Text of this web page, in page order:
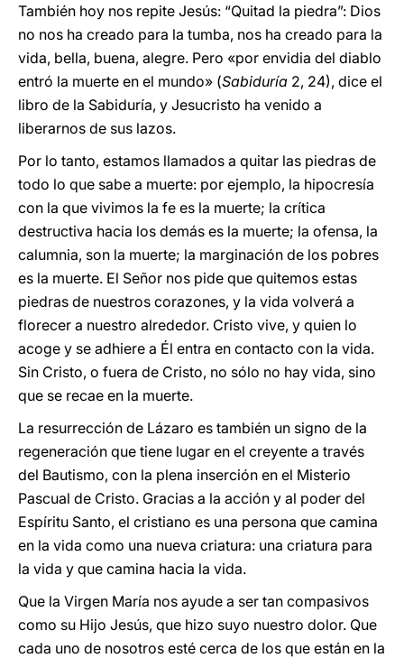
También hoy nos repite Jesús: “Quitad la piedra”: Dios
no nos ha creado para la tumba, nos ha creado para la
vida, bella, buena, alegre. Pero «por envidia del diablo
entró la muerte en el mundo» (Sabiduría 2, 24), dice el
libro de la Sabiduría, y Jesucristo ha venido a
liberarnos de sus lazos.
Por lo tanto, estamos llamados a quitar las piedras de
todo lo que sabe a muerte: por ejemplo, la hipocresía
con la que vivimos la fe es la muerte; la crítica
destructiva hacia los demás es la muerte; la ofensa, la
calumnia, son la muerte; la marginación de los pobres
es la muerte. El Señor nos pide que quitemos estas
piedras de nuestros corazones, y la vida volverá a
florecer a nuestro alrededor. Cristo vive, y quien lo
acoge y se adhiere a Él entra en contacto con la vida.
Sin Cristo, o fuera de Cristo, no sólo no hay vida, sino
que se recae en la muerte.
La resurrección de Lázaro es también un signo de la
regeneración que tiene lugar en el creyente a través
del Bautismo, con la plena inserción en el Misterio
Pascual de Cristo. Gracias a la acción y al poder del
Espíritu Santo, el cristiano es una persona que camina
en la vida como una nueva criatura: una criatura para
la vida y que camina hacia la vida.
Que la Virgen María nos ayude a ser tan compasivos
como su Hijo Jesús, que hizo suyo nuestro dolor. Que
cada uno de nosotros esté cerca de los que están en la